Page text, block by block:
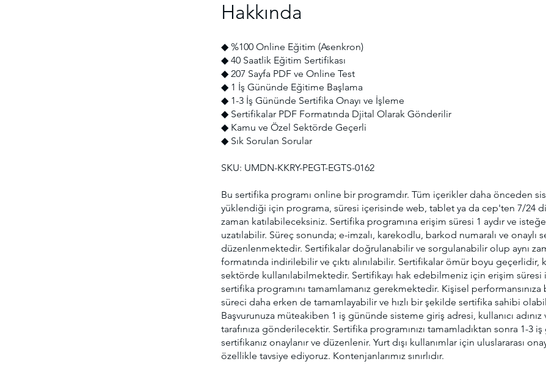
Hakkında
◆ %100 Online Eğitim (Asenkron)
◆ 40 Saatlik Eğitim Sertifikası
◆ 207 Sayfa PDF ve Online Test
◆ 1 İş Gününde Eğitime Başlama
◆ 1-3 İş Gününde Sertifika Onayı ve İşleme
◆ Sertifikalar PDF Formatında Djital Olarak Gönderilir
◆ Kamu ve Özel Sektörde Geçerli
◆ Sık Sorulan Sorular
SKU: UMDN-KKRY-PEGT-EGTS-0162
Bu sertifika programı online bir programdır. Tüm içerikler daha önceden
yüklendiği için programa, süresi içerisinde web, tablet ya da cep'ten 7/24
zaman katılabileceksiniz. Sertifika programına erişim süresi 1 aydır ve
uzatılabilir. Süreç sonunda; e-imzalı, karekodlu, barkod numaralı ve onaylı
düzenlenmektedir. Sertifikalar doğrulanabilir ve sorgulanabilir olup aynı
formatında indirilebilir ve çıktı alınılabilir. Sertifikalar ömür boyu geçerlidir,
sektörde kullanılabilmektedir. Sertifikayı hak edebilmeniz için erişim süresi
sertifika programını tamamlamanız gerekmektedir. Kişisel performansınıza
süreci daha erken de tamamlayabilir ve hızlı bir şekilde sertifika sahibi
Başvurunuza müteakiben 1 iş gününde sisteme giriş adresi, kullanıcı adınız
tarafınıza gönderilecektir. Sertifika programınızı tamamladıktan sonra 1-3
sertifikanız onaylanır ve düzenlenir. Yurt dışı kullanımlar için uluslararası
özellikle tavsiye ediyoruz. Kontenjanlarımız sınırlıdır.